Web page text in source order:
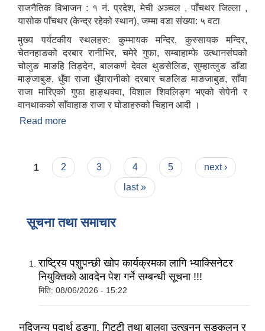
राजनैतिक विभाजन : १ नं. प्रदेश, मेची अञ्चल , पाँचथर जिल्ला ,
यासोक पाँचथर (केन्द्र रहेको स्थान), जम्मा वडा संख्या: ५ वटा
मुख्य पर्यटकीय स्थलहरु: कुम्मायक मन्दिर, कुस्सायक मन्दिर,
चेतनहाङको दरबार रानीभिर, चमेरे गुफा, सम्बाहाम्फे उत्थानसंघको
चोलुङ माङहि तिङ्देन, बालकर्ण देवल थुङसेलिङ, सुम्हात्लुङ डाँडा
माङ्जाबुङ, धुँवा राजा धुँवारानीको दरबार चङलिङ माङजाबुङ, साँवा
राजा मारिएको गुफा हाङ्थक्वा, विशाल शिवलिङ्ग भएको सेपेनी र
वानथाकको साँवाहाङ राजा र घोडाहरुको चिहान आदी ।
Read more
Pages
1 2 3 4 5
next ›
last »
सूचना तथा समाचार
राष्ट्रिय पशुपन्छी खोप कार्यक्रमका लागि भ्याक्सिनेटर
नियुक्तिको आवदेन पेश गर्ने सम्बन्धी सूचना !!!
मिति: 08/06/2026 - 15:22
नदिजन्य पदार्थ ढुङ्गा, गिट्टी तथा बालुवा उत्खनन् सङ्कलन र